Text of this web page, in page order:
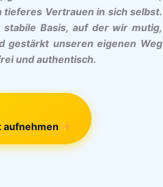
tieferes Vertrauen in sich selbst.
Basis, auf der wir mutig,
gestärkt unseren eigenen Weg
und authentisch.
aufnehmen